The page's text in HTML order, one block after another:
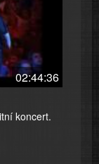
02:44:36
koncert.